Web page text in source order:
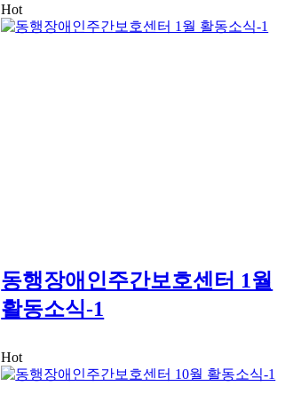
Hot
동행장애인주간보호센터 1월
활동소식-1
Hot